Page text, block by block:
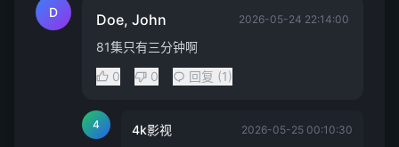
D Doe, John 2026-05-24 22:14:00
81集只有三分钟啊
0
0 回复 (1)
4 4k影视 2026-05-25 00:10:30